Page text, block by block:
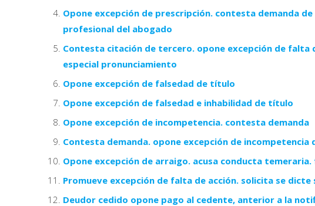
Opone excepción de prescripción. contesta demanda
profesional del abogado
Contesta citación de tercero. opone excepción de falta
especial pronunciamiento
Opone excepción de falsedad de título
Opone excepción de falsedad e inhabilidad de título
Opone excepción de incompetencia. contesta demanda
Contesta demanda. opone excepción de incompetencia
Opone excepción de arraigo. acusa conducta
Promueve excepción de falta de acción. solicita se
Deudor cedido opone pago al cedente, anterior a la